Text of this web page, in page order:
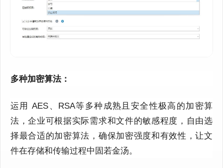
多种加密算法：
运用 AES 、 RSA等多种成熟且安全性极高的加密算
法，企业可根据实际需求和文件的敏感程度，自由选
择最合适的加密算法，确保加密强度和有效性，让文
件在存储和传输过程中固若金汤。